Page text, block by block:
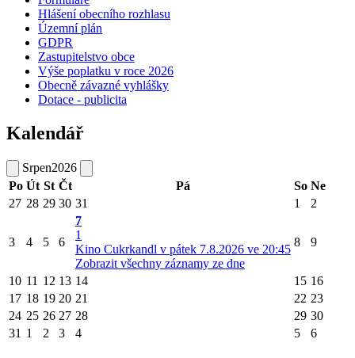
Hlášení obecního rozhlasu
Územní plán
GDPR
Zastupitelstvo obce
Výše poplatku v roce 2026
Obecně závazné vyhlášky
Dotace - publicita
Kalendář
Srpen2026
Po Út St Čt Pá So Ne
27 28 29 30 31 1 2
3 4 5 6
7
1
Kino Cukrkandl v pátek 7.8.2026 ve 20:45
Zobrazit všechny záznamy ze dne
8 9
10 11 12 13 14 15 16
17 18 19 20 21 22 23
24 25 26 27 28 29 30
31 1 2 3 4 5 6